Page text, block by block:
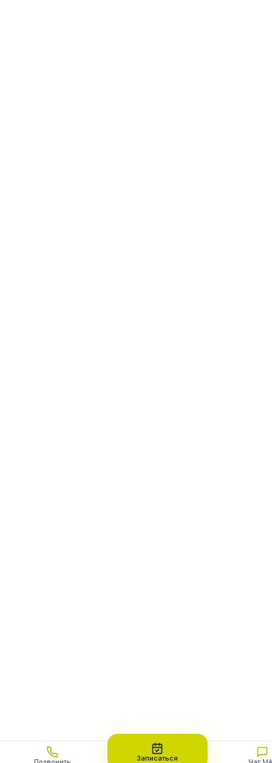
Записаться